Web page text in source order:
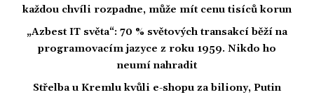
každou chvíli rozpadne, může mít cenu tisíců korun
„Azbest IT světa“: 70 % světových transakcí běží na
programovacím jazyce z roku 1959. Nikdo ho
neumí nahradit
Střelba u Kremlu kvůli e-shopu za biliony, Putin